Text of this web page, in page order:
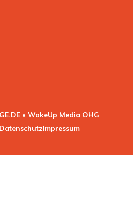
• WakeUp Media OHG
DatenschutzImpressum